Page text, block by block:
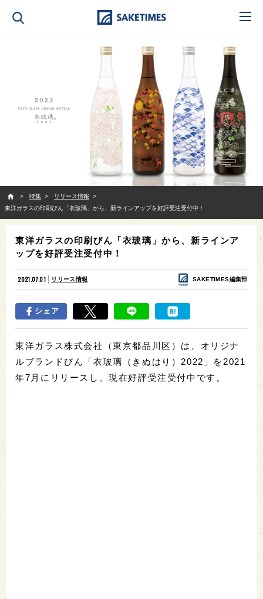
特集
リリース情報
東洋ガラスの印刷びん「衣玻璃」から、新ラインアップを好評受注受付中！
東洋ガラスの印刷びん「衣玻璃」から、新ラインア
ップを好評受注受付中！
2021.07.01 リリース情報 SAKETIMES編集部
シェア
東洋ガラス株式会社（東京都品川区）は、オリジナ
ルブランドびん「衣玻璃（きぬはり）2022」を2021
年7月にリリースし、現在好評受注受付中です。